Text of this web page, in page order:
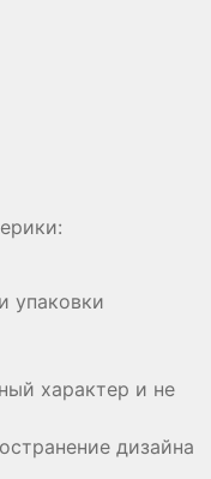
упаковки
характер и не
дизайна